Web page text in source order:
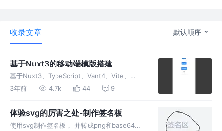
收录文章 默认顺序
基于Nuxt3的移动端模版搭建
基于Nuxt3、TypeScript、Vant4、Vite、
Pinia、UnoCSS的移动端模版搭建。
3年前 4.7k 44 9
体验svg的厉害之处-制作签名板
使用svg制作签名板， 并转成png和base64。